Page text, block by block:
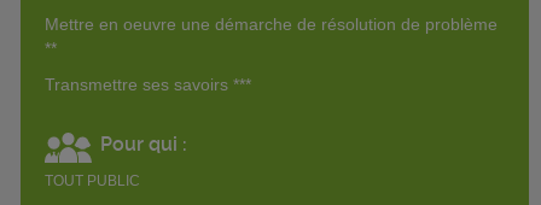
Mettre en oeuvre une démarche de résolution de problème
**
Transmettre ses savoirs ***
Pour qui :
TOUT PUBLIC